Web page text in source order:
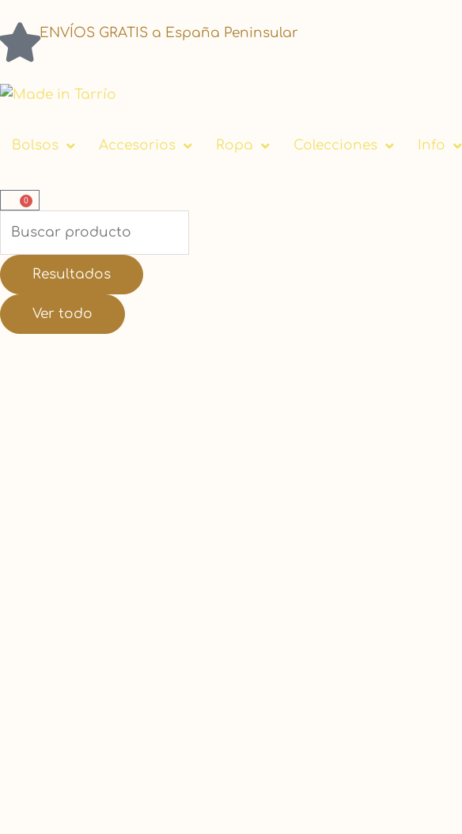
ENVÍOS GRATIS a España Peninsular
Bolsos Accesorios Ropa Colecciones Info
0
Carrito
Resultados
Ver todo